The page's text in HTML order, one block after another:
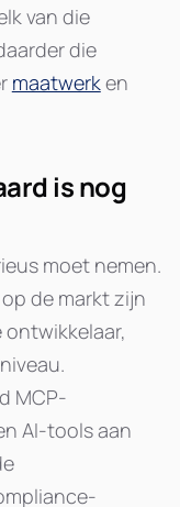
van die
die
maatwerken
is nog
moet nemen.
de markt zijn
MCP-
AI-tools aan